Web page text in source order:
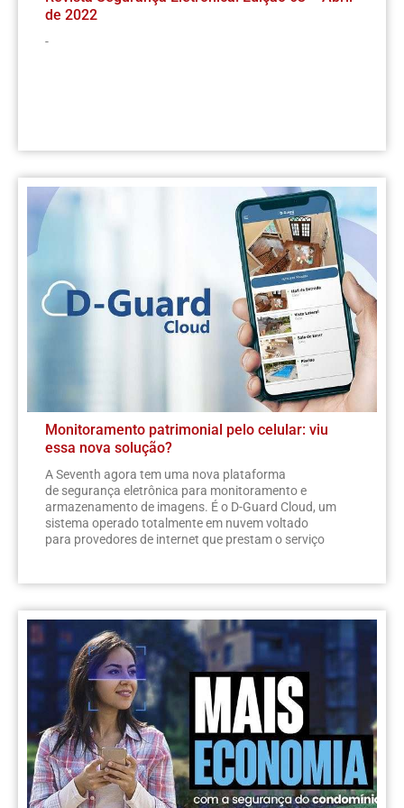
de 2022
-
Monitoramento patrimonial pelo celular: viu
essa nova solução?
A Seventh agora tem uma nova plataforma
de segurança eletrônica para monitoramento e
armazenamento de imagens. É o D-Guard Cloud, um
sistema operado totalmente em nuvem voltado
para provedores de internet que prestam o serviço